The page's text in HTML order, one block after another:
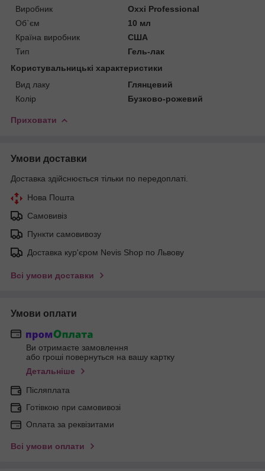
Виробник
Oxxi Professional
Об`єм
10 мл
Країна виробник
США
Тип
Гель-лак
Користувальницькі характеристики
Вид лаку
Глянцевий
Колір
Бузково-рожевий
Приховати
Умови доставки
Доставка здійснюється тільки по передоплаті.
Нова Пошта
Самовивіз
Пункти самовивозу
Доставка кур'єром Nevis Shop по Львову
Всі умови доставки
Умови оплати
Ви отримаєте замовлення
або гроші повернуться на вашу картку
Детальніше
Післяплата
Готівкою при самовивозі
Оплата за реквізитами
Всі умови оплати